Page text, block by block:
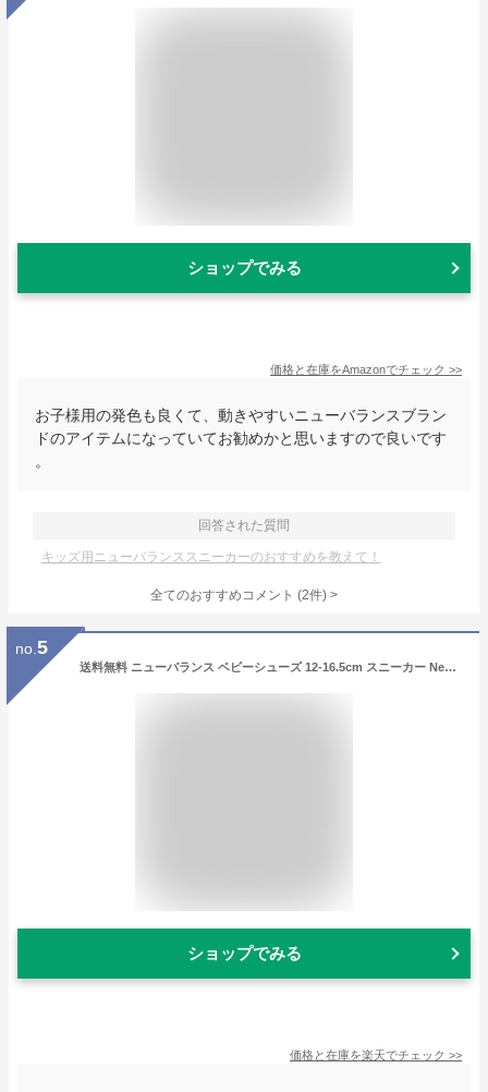
ショップでみる
価格と在庫をAmazonでチェック >>
お子様用の発色も良くて、動きやすいニューバランスブラン
ドのアイテムになっていてお勧めかと思いますので良いです
。
回答された質問
キッズ用ニューバランススニーカーのおすすめを教えて！
全てのおすすめコメント (2件) >
no. 5
送料無料 ニューバランス ベビーシューズ 12-16.5cm スニーカー Newbalance 323 子供靴 キッズシューズ 子ども 面ファスナー 大きいベルト カジュアルシューズ スポーティ こども 赤ちゃん 幼児 ベビー靴 ベビースニーカー キッズスニーカー 運動靴 ブランド くつ/IV323-BK
ショップでみる
価格と在庫を楽天でチェック >>